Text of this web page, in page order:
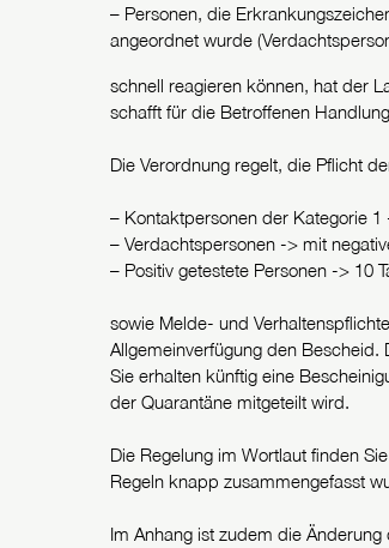
– Personen, die
angeordnet wurde
schnell reagieren können, hat der
schafft für die Betroffenen
Die Verordnung regelt, die Pflicht
– Kontaktpersonen der Kategorie
– Verdachtspersonen -> mit
– Positiv getestete Personen -> 10
sowie Melde- und
Allgemeinverfügung den
Sie erhalten künftig eine
der Quarantäne mitgeteilt wird.
Die Regelung im Wortlaut finden
Regeln knapp zusammengefasst
Im Anhang ist zudem die